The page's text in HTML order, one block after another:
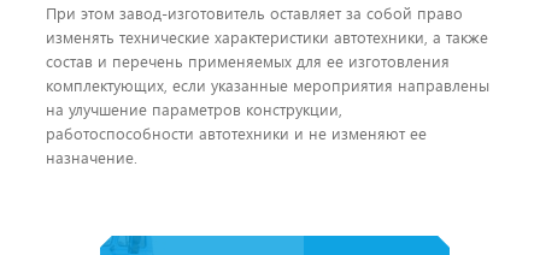
При этом завод-изготовитель оставляет за собой право
изменять технические характеристики автотехники, а также
состав и перечень применяемых для ее изготовления
комплектующих, если указанные мероприятия направлены
на улучшение параметров конструкции,
работоспособности автотехники и не изменяют ее
назначение.